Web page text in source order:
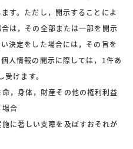
す。ただし，開示することによ
は，その全部または一部を開示
決定をした場合には，その旨を
人情報の開示に際しては，1件あ
けます。
，身体，財産その他の権利利益
合
に著しい支障を及ぼすおそれが